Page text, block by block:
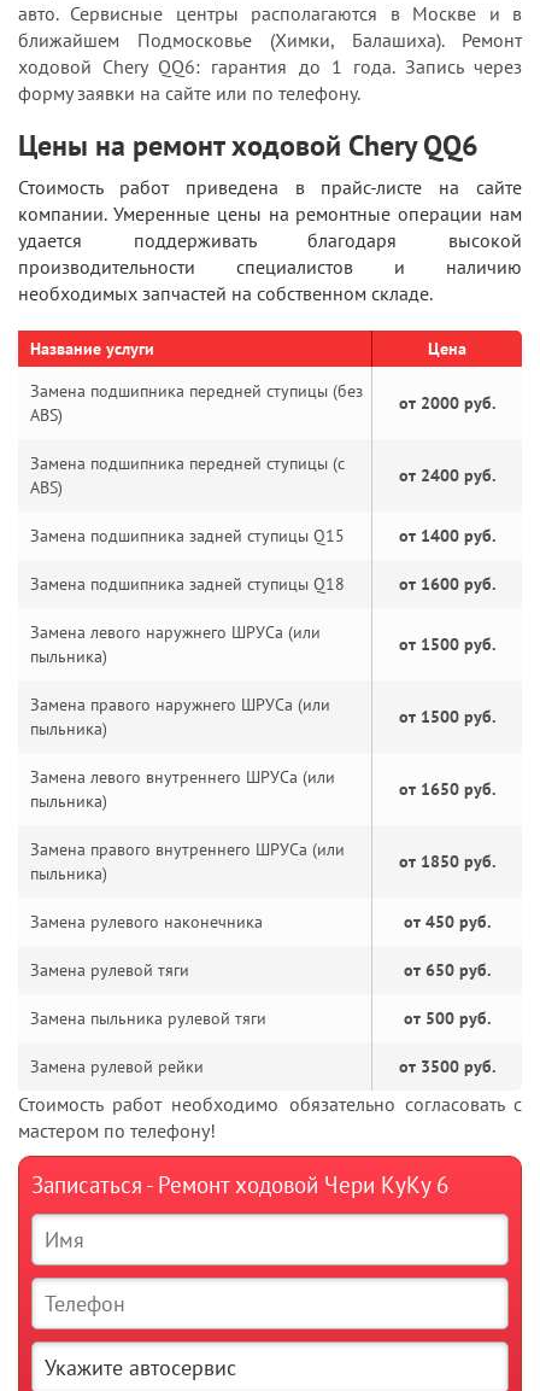
авто. Сервисные центры располагаются в Москве и в
ближайшем Подмосковье (Химки, Балашиха). Ремонт
ходовой Chery QQ6: гарантия до 1 года. Запись через
форму заявки на сайте или по телефону.
Цены на ремонт ходовой Chery QQ6
Стоимость работ приведена в прайс-листе на сайте
компании. Умеренные цены на ремонтные операции нам
удается поддерживать благодаря высокой
производительности специалистов и наличию
необходимых запчастей на собственном складе.
Название услуги
Цена
Замена подшипника передней ступицы (без
ABS)
от 2000 руб.
Замена подшипника передней ступицы (с
ABS)
от 2400 руб.
Замена подшипника задней ступицы Q15 от 1400 руб.
Замена подшипника задней ступицы Q18 от 1600 руб.
Замена левого наружнего ШРУСа (или
пыльника)
от 1500 руб.
Замена правого наружнего ШРУСа (или
пыльника)
от 1500 руб.
Замена левого внутреннего ШРУСа (или
пыльника)
от 1650 руб.
Замена правого внутреннего ШРУСа (или
пыльника)
от 1850 руб.
Замена рулевого наконечника от 450 руб.
Замена рулевой тяги от 650 руб.
Замена пыльника рулевой тяги от 500 руб.
Замена рулевой рейки от 3500 руб.
Стоимость работ необходимо обязательно согласовать с
мастером по телефону!
Записаться - Ремонт ходовой Чери КуКу 6